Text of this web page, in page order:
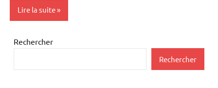
Lire la suite
Ecran
plasma
Inclassables
Rechercher
Rechercher